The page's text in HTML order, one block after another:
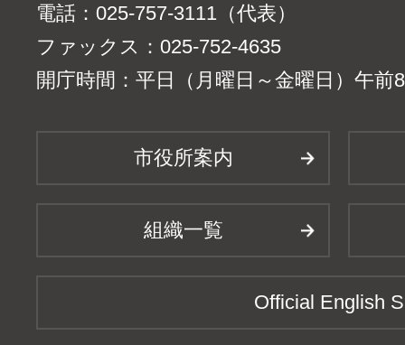
電話：025-757-3111（代表）
ファックス：025-752-4635
開庁時間：平日（月曜日～金曜日）午前
市役所案内
組織一覧
Official English